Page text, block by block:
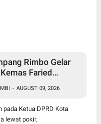
Rimbo Gelar
Faried
Kenang Almarhum
- AUGUST 09, 2026
Ketua DPRD Kota
lewat pokir.